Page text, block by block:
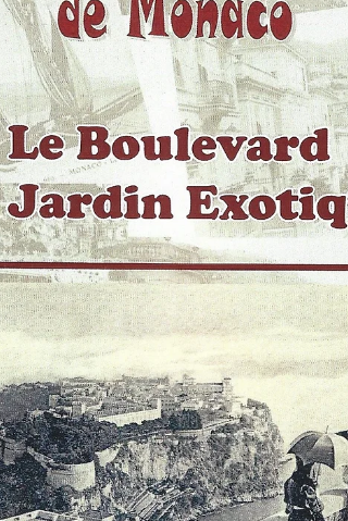
en decouvrir ses richesses.